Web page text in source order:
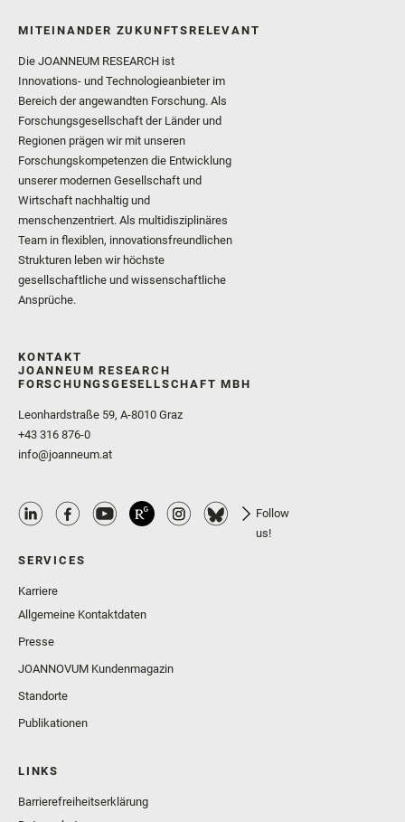
MITEINANDER ZUKUNFTSRELEVANT
Die JOANNEUM RESEARCH ist
Innovations- und Technologieanbieter im
Bereich der angewandten Forschung. Als
Forschungsgesellschaft der Länder und
Regionen prägen wir mit unseren
Forschungskompetenzen die Entwicklung
unserer modernen Gesellschaft und
Wirtschaft nachhaltig und
menschenzentriert. Als multidisziplinäres
Team in flexiblen, innovationsfreundlichen
Strukturen leben wir höchste
gesellschaftliche und wissenschaftliche
Ansprüche.
KONTAKT
JOANNEUM RESEARCH
FORSCHUNGSGESELLSCHAFT MBH
Leonhardstraße 59, A-8010 Graz
+43 316 876-0
info@joanneum.at
Follow
us!
SERVICES
Karriere
Allgemeine Kontaktdaten
Presse
JOANNOVUM Kundenmagazin
Standorte
Publikationen
LINKS
Barrierefreiheitserklärung